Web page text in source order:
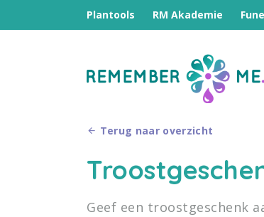
Plantools RM Akademie
Terug naar overzicht
Geef een troostgeschenk